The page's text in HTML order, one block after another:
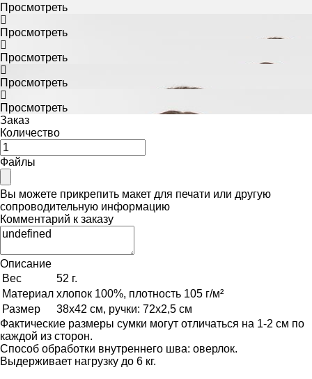
Просмотреть
Просмотреть
Просмотреть
Просмотреть
Просмотреть
Заказ
Количество
Файлы
Вы можете прикрепить макет для печати или другую
сопроводительную информацию
Комментарий к заказу
Описание
Вес
52 г.
Материал хлопок 100%, плотность 105 г/м²
Размер
38х42 см, ручки: 72х2,5 см
Фактические размеры сумки могут отличаться на 1-2 см по
каждой из сторон.
Способ обработки внутреннего шва: оверлок.
Выдерживает нагрузку до 6 кг.